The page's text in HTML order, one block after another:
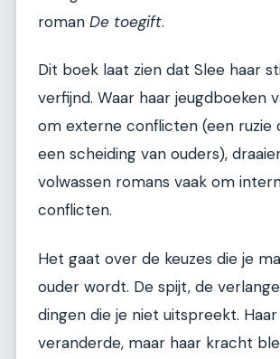
roman De toegift.
Dit boek laat zien dat Slee haar
verfijnd. Waar haar jeugdboeken
om externe conflicten (een ruzie
een scheiding van ouders),
volwassen romans vaak om
conflicten.
Het gaat over de keuzes die je
ouder wordt. De spijt, de
dingen die je niet uitspreekt.
veranderde, maar haar kracht